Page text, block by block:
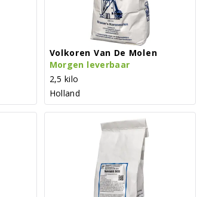
Volkoren Van De Molen
Morgen leverbaar
2,5 kilo
Holland